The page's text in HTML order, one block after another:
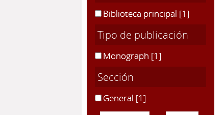
Biblioteca principal [1]
Tipo de publicación
Monograph [1]
Sección
General [1]